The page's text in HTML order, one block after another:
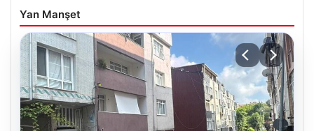
Yan Manşet